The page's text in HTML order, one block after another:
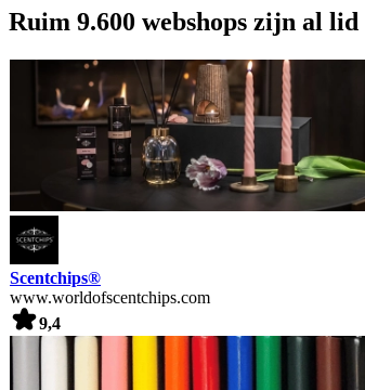
Ruim 9.600 webshops zijn al lid
Scentchips®
www.worldofscentchips.com
9,4